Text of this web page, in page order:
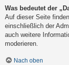
Was bedeutet der
Auf dieser Seite
einschließlich der
auch weitere
moderieren.
Nach oben